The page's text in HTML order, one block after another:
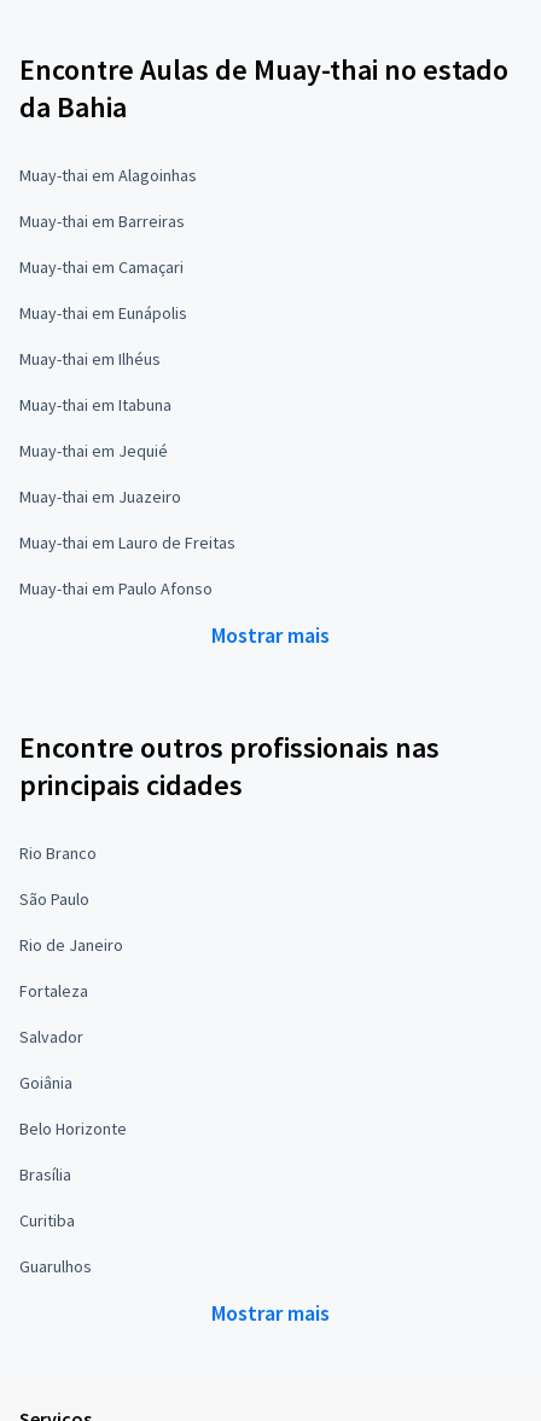
Encontre Aulas de Muay-thai no estado
da Bahia
Muay-thai em Alagoinhas
Muay-thai em Barreiras
Muay-thai em Camaçari
Muay-thai em Eunápolis
Muay-thai em Ilhéus
Muay-thai em Itabuna
Muay-thai em Jequié
Muay-thai em Juazeiro
Muay-thai em Lauro de Freitas
Muay-thai em Paulo Afonso
Mostrar mais
Encontre outros profissionais nas
principais cidades
Rio Branco
São Paulo
Rio de Janeiro
Fortaleza
Salvador
Goiânia
Belo Horizonte
Brasília
Curitiba
Guarulhos
Mostrar mais